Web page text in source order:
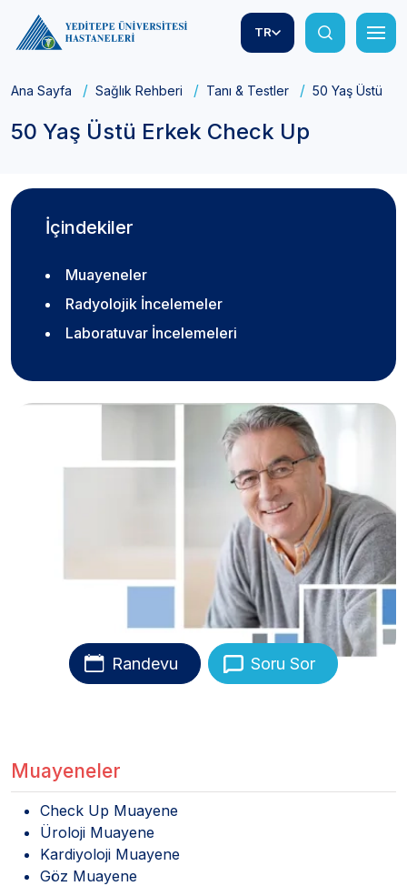
TR
Ana Sayfa Sağlık Rehberi Tanı & Testler 50 Yaş Üstü
50 Yaş Üstü Erkek Check Up
İçindekiler
Muayeneler
Radyolojik İncelemeler
Laboratuvar İncelemeleri
Randevu Soru Sor
Muayeneler
Check Up Muayene
Üroloji Muayene
Kardiyoloji Muayene
Göz Muayene